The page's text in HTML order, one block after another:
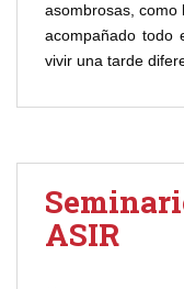
asombrosas, como
acompañado todo
vivir una tarde
ASIR